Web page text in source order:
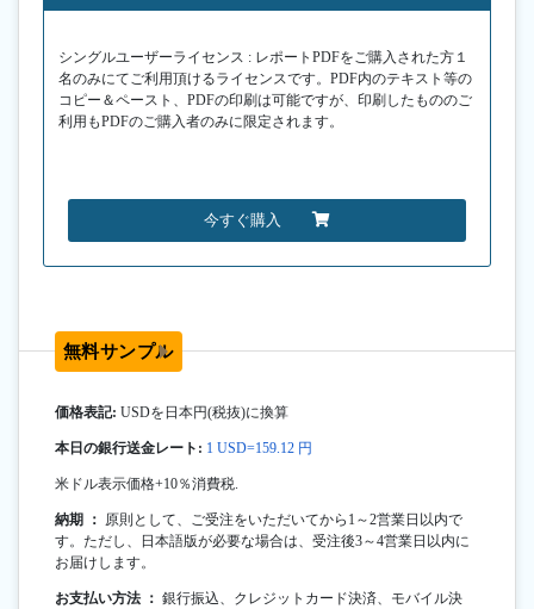
シングルユーザーライセンス : レポートPDFをご購入された方１
名のみにてご利用頂けるライセンスです。PDF内のテキスト等の
コピー＆ペースト、PDFの印刷は可能ですが、印刷したもののご
利用もPDFのご購入者のみに限定されます。
今すぐ購入
無料サンプル
価格表記: USDを日本円(税抜)に換算
本日の銀行送金レート: 1 USD=159.12 円
米ドル表示価格+10％消費税.
納期 ： 原則として、ご受注をいただいてから1～2営業日以内で
す。ただし、日本語版が必要な場合は、受注後3～4営業日以内に
お届けします。
お支払い方法 ： 銀行振込、クレジットカード決済、モバイル決